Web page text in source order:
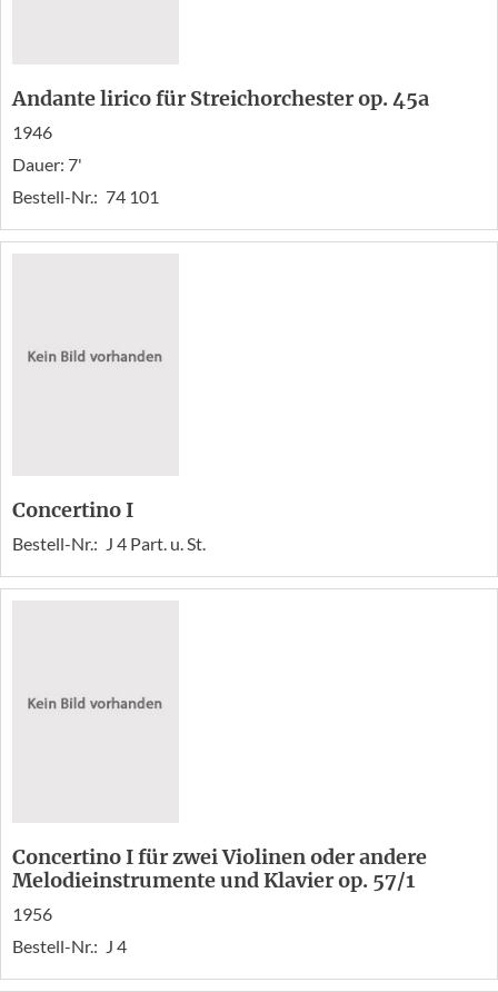
Andante lirico für Streichorchester op. 45a
1946
Dauer: 7'
Bestell-Nr.: 74 101
Concertino I
Bestell-Nr.: J 4 Part. u. St.
Concertino I für zwei Violinen oder andere
Melodieinstrumente und Klavier op. 57/1
1956
Bestell-Nr.: J 4